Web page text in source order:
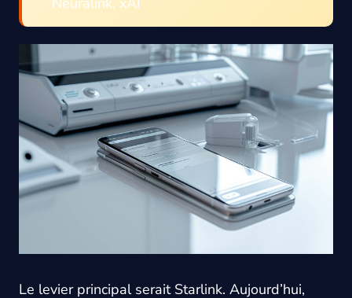
Le levier principal serait Starlink. Aujourd’hui,